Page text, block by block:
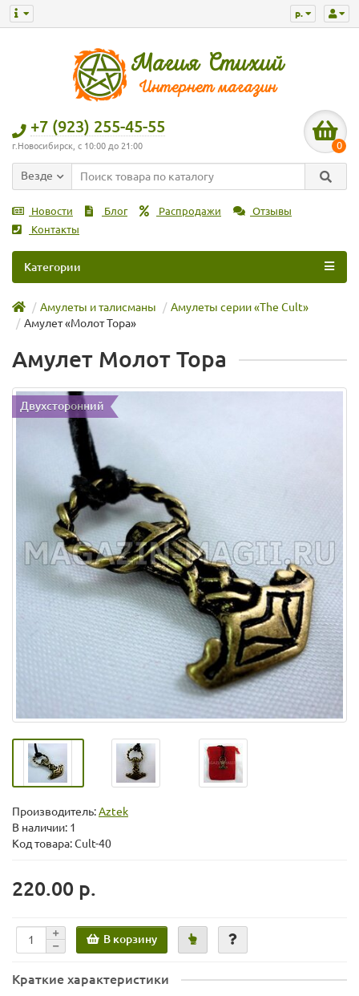
р.
+7 (923) 255-45-55
г.Новосибирск, с 10:00 до 21:00 0
Везде
Новости Блог Распродажи
Отзывы
Контакты
Категории
Амулеты и талисманы
Амулеты серии «The Cult»
Амулет «Молот Тора»
Амулет Молот Тора
Двухсторонний
Производитель:Aztek
В наличии: 1
Код товара: Cult-40
220.00 р.
В корзину
Краткие характеристики